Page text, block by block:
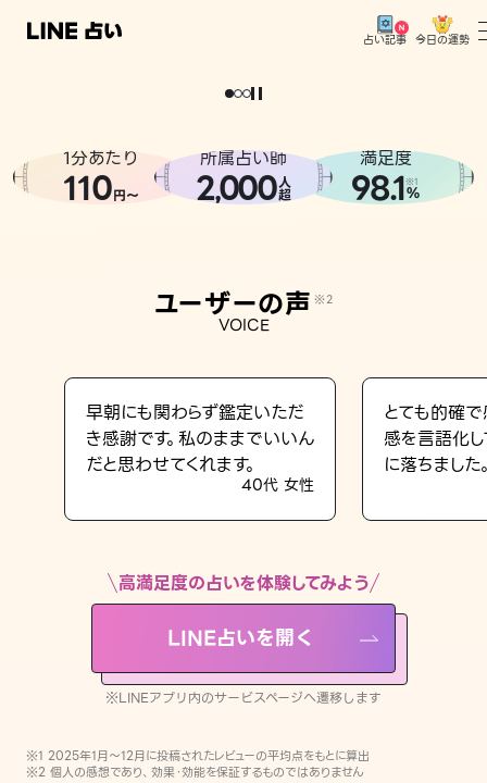
占い記事 今日の運勢
相談事例
LINE占いを開く
※LINEアプリ内のサービスページへ遷移します
どうせなら
。
1分あたり
110円〜
所属占い師
2,000人
超
満足度
98.1※1
%
ユーザーの声 ※2
VOICE
早朝にも関わらず鑑定いただ
き感謝です。私のままでいいん
だと思わせてくれます。
40代 女性
とても的確
感を言語化
に落ちました
高満足度の占いを体験してみよう
LINE占いを開く
※LINEアプリ内のサービスページへ遷移します
※1 2025年1月〜12月に投稿されたレビューの平均点をもとに算出
※2 個人の感想であり、効果・効能を保証するものではありません